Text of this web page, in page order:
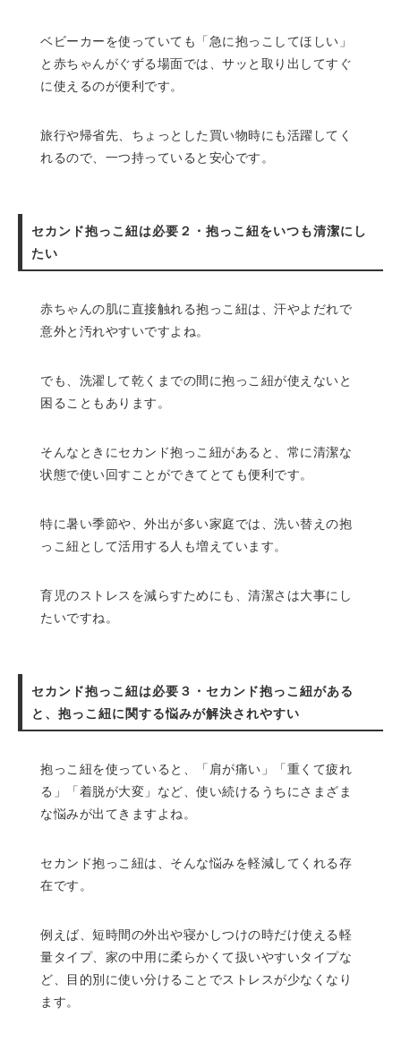
ベビーカーを使っていても「急に抱っこしてほしい」
と赤ちゃんがぐずる場面では、サッと取り出してすぐ
に使えるのが便利です。
旅行や帰省先、ちょっとした買い物時にも活躍してく
れるので、一つ持っていると安心です。
セカンド抱っこ紐は必要２・抱っこ紐をいつも清潔にし
たい
赤ちゃんの肌に直接触れる抱っこ紐は、汗やよだれで
意外と汚れやすいですよね。
でも、洗濯して乾くまでの間に抱っこ紐が使えないと
困ることもあります。
そんなときにセカンド抱っこ紐があると、常に清潔な
状態で使い回すことができてとても便利です。
特に暑い季節や、外出が多い家庭では、洗い替えの抱
っこ紐として活用する人も増えています。
育児のストレスを減らすためにも、清潔さは大事にし
たいですね。
セカンド抱っこ紐は必要３・セカンド抱っこ紐がある
と、抱っこ紐に関する悩みが解決されやすい
抱っこ紐を使っていると、「肩が痛い」「重くて疲れ
る」「着脱が大変」など、使い続けるうちにさまざま
な悩みが出てきますよね。
セカンド抱っこ紐は、そんな悩みを軽減してくれる存
在です。
例えば、短時間の外出や寝かしつけの時だけ使える軽
量タイプ、家の中用に柔らかくて扱いやすいタイプな
ど、目的別に使い分けることでストレスが少なくなり
ます。